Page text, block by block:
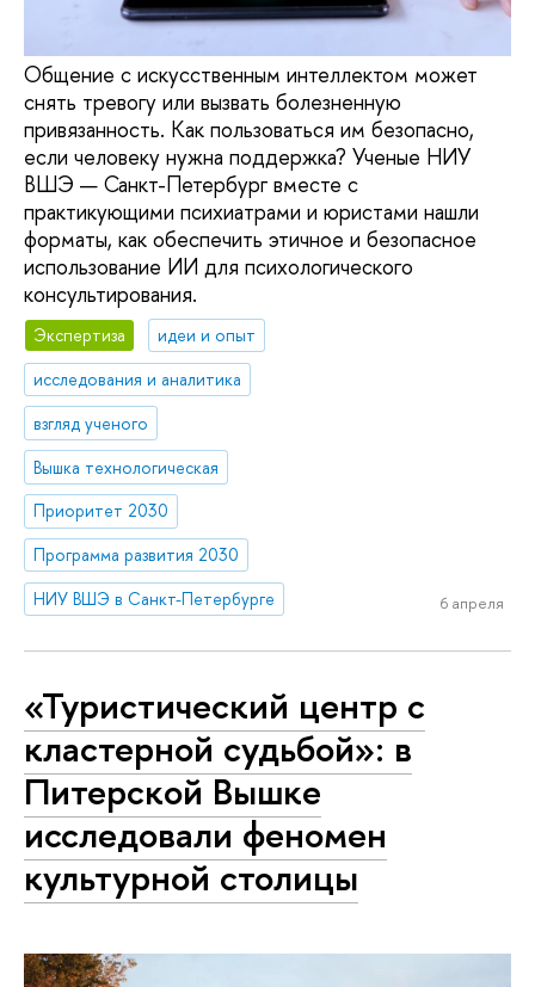
Общение с искусственным интеллектом может
снять тревогу или вызвать болезненную
привязанность. Как пользоваться им безопасно,
если человеку нужна поддержка? Ученые НИУ
ВШЭ — Санкт-Петербург вместе с
практикующими психиатрами и юристами нашли
форматы, как обеспечить этичное и безопасное
использование ИИ для психологического
консультирования.
Экспертиза
идеи и опыт
исследования и аналитика
взгляд ученого
Вышка технологическая
Приоритет 2030
Программа развития 2030
НИУ ВШЭ в Санкт-Петербурге
6 апреля
«Туристический центр с
кластерной судьбой»: в
Питерской Вышке
исследовали феномен
культурной столицы